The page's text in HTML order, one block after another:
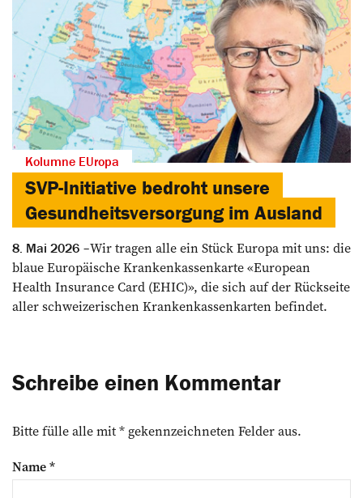
Kolumne EUropa
SVP-Initiative bedroht unsere
Gesundheitsversorgung im Ausland
8. Mai 2026
Wir tragen alle ein Stück Europa mit uns: die
blaue Europäische Krankenkassenkarte «European
Health Insurance Card (EHIC)», die sich auf der Rückseite
aller schweizerischen Krankenkassenkarten befindet.
Schreibe einen Kommentar
Bitte fülle alle mit * gekennzeichneten Felder aus.
Name*